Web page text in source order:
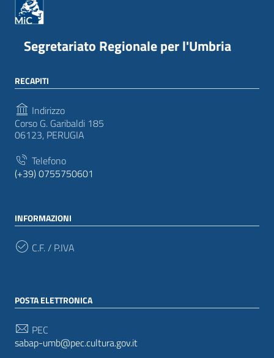
Segretariato Regionale per l'Umbria
RECAPITI
Indirizzo
Corso G. Garibaldi 185
06123, PERUGIA
Telefono
(+39) 0755750601
INFORMAZIONI
C.F. / P.IVA
POSTA ELETTRONICA
PEC
sabap-umb@pec.cultura.gov.it